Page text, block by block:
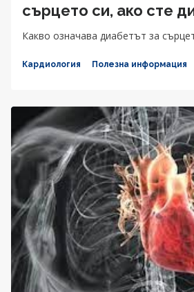
сърцето си, ако сте
Какво означава диабетът за
Кардиология Полезна информация